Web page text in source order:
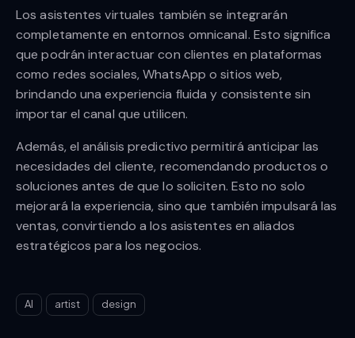
Los asistentes virtuales también se integrarán
completamente en entornos omnicanal. Esto significa
que podrán interactuar con clientes en plataformas
como redes sociales, WhatsApp o sitios web,
brindando una experiencia fluida y consistente sin
importar el canal que utilicen.
Además, el análisis predictivo permitirá anticipar las
necesidades del cliente, recomendando productos o
soluciones antes de que lo soliciten. Esto no solo
mejorará la experiencia, sino que también impulsará las
ventas, convirtiendo a los asistentes en aliados
estratégicos para los negocios.
AI artist design